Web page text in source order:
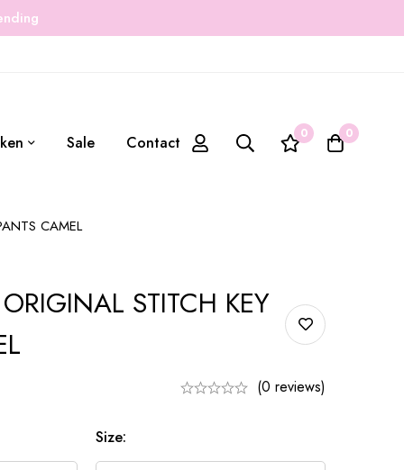
Sale Contact 0 0
CAMEL
STITCH KEY
(0 reviews)
Size: